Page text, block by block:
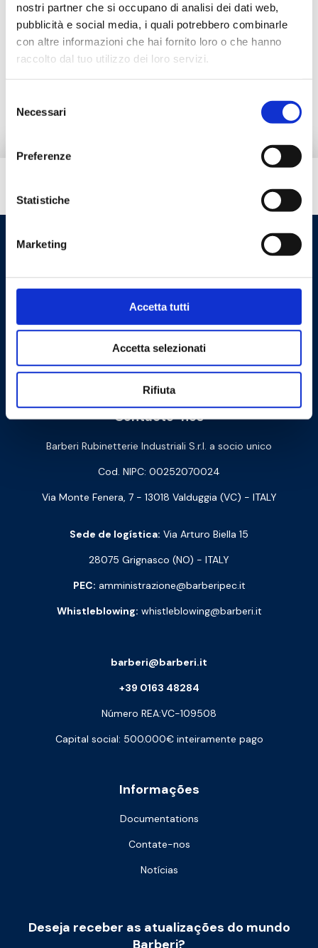
nostri partner che si occupano di analisi dei dati web,
pubblicità e social media, i quali potrebbero combinarle
con altre informazioni che hai fornito loro o che hanno
raccolto dal tuo utilizzo dei loro servizi.
delNecessari
Preferenze
Statistiche
Marketing
Accetta tutti
Accetta selezionati
Rifiuta
válvula misturadora.
Pressão máxima de exercício: 10 bar
Ir para o produto
Cookie Policy Privacy Policy
Contacte-nos
Barberi Rubinetterie Industriali S.r.l. a socio unico
Cod. NIPC: 00252070024
Via Monte Fenera, 7 - 13018 Valduggia (VC) - ITALY
Sede de logística: Via Arturo Biella 15
28075 Grignasco (NO) - ITALY
PEC: amministrazione@barberipec.it
Whistleblowing: whistleblowing@barberi.it
Informações
Documentations
Contate-nos
Notícias
barberi@barberi.it
+39 0163 48284
Número REA:VC-109508
Capital social: 500.000€ inteiramente pago
Deseja receber as atualizações do mundo
Barberi?